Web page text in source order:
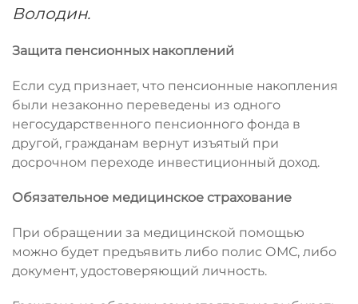
Володин.
Защита пенсионных накоплений
Если суд признает, что пенсионные накопления
были незаконно переведены из одного
негосударственного пенсионного фонда в
другой, гражданам вернут изъятый при
досрочном переходе инвестиционный доход.
Обязательное медицинское страхование
При обращении за медицинской помощью
можно будет предъявить либо полис ОМС, либо
документ, удостоверяющий личность.